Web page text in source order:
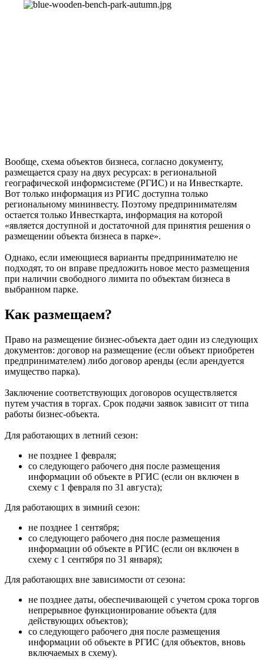
Вообще, схема объектов бизнеса, согласно документу,
размещается сразу на двух ресурсах: в региональной
географической информсистеме (РГИС) и на Инвесткарте.
Вот только информация из РГИС доступна только
региональному мининвесту. Поэтому предпринимателям
остается только Инвесткарта, информация на которой
«является доступной и достаточной для принятия решения о
размещении объекта бизнеса в парке».
Однако, если имеющиеся варианты предпринимателю не
подходят, то он вправе предложить новое место размещения
при наличии свободного лимита по объектам бизнеса в
выбранном парке.
Как размещаем?
Право на размещение бизнес-объекта дает один из следующих
документов: договор на размещение (если объект приобретен
предпринимателем) либо договор аренды (если арендуется
имущество парка).
Заключение соответствующих договоров осуществляется
путем участия в торгах. Срок подачи заявок зависит от типа
работы бизнес-объекта.
Для работающих в летний сезон:
не позднее 1 февраля;
со следующего рабочего дня после размещения
информации об объекте в РГИС (если он включен в
схему с 1 февраля по 31 августа);
Для работающих в зимний сезон:
не позднее 1 сентября;
со следующего рабочего дня после размещения
информации об объекте в РГИС (если он включен в
схему с 1 сентября по 31 января);
Для работающих вне зависимости от сезона:
не позднее даты, обеспечивающей с учетом срока торгов
непрерывное функционирование объекта (для
действующих объектов);
со следующего рабочего дня после размещения
информации об объекте в РГИС (для объектов, вновь
включаемых в схему).